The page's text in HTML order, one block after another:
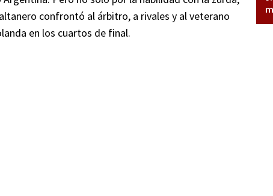
confrontó al árbitro, a rivales y al veterano
en los cuartos de final.